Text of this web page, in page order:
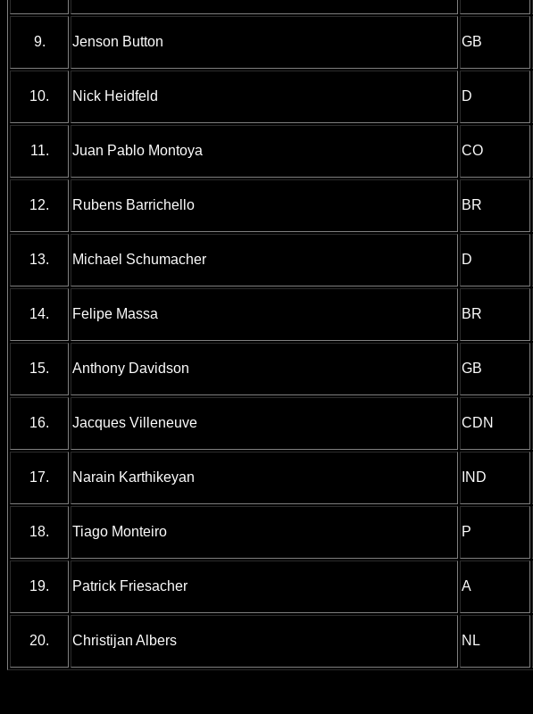
9. Jenson Button GB
10. Nick Heidfeld D
11. Juan Pablo Montoya CO
12. Rubens Barrichello BR
13. Michael Schumacher D
14. Felipe Massa BR
15. Anthony Davidson GB
16. Jacques Villeneuve CDN
17. Narain Karthikeyan IND
18. Tiago Monteiro P
19. Patrick Friesacher A
20. Christijan Albers NL